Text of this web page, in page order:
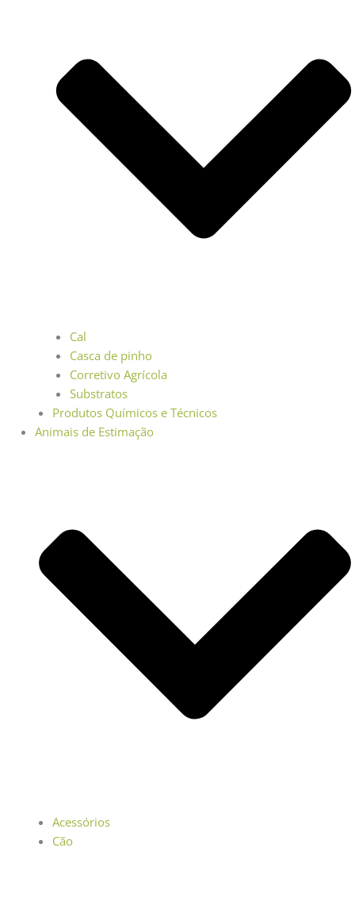
Cal
Casca de pinho
Corretivo Agrícola
Substratos
Produtos Químicos e Técnicos
Animais de Estimação
Acessórios
Cão